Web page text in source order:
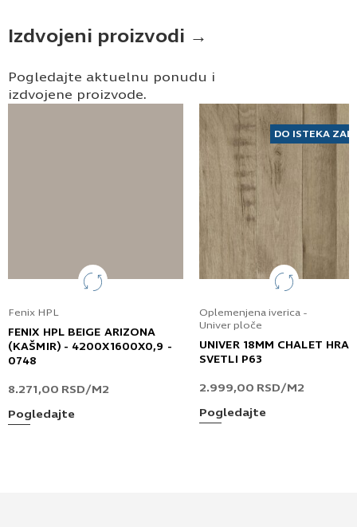
Izdvojeni proizvodi →
Pogledajte aktuelnu ponudu i
izdvojene proizvode.
Fenix HPL
FENIX HPL BEIGE ARIZONA
(KAŠMIR) - 4200X1600X0,9 -
0748
8.271,00 RSD/M2
Pogledajte
DO ISTEKA
Oplemenjena iverica -
Univer ploče
UNIVER 18MM CHALET
SVETLI P63
2.999,00 RSD/M2
Pogledajte